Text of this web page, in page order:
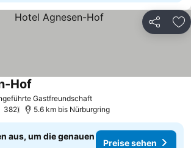
Teilen
Gastfreundschaft
Hof
382 5.6 km bis Nürburgring
aus, um die genauen
Preise sehen